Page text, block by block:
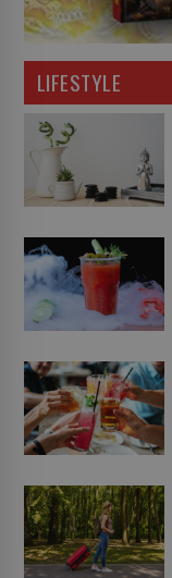
LIFESTYLE